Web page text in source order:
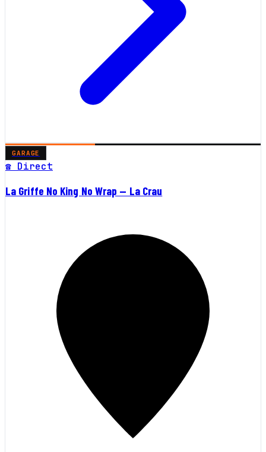
GARAGE
☎ Direct
La Griffe No King No Wrap — La Crau